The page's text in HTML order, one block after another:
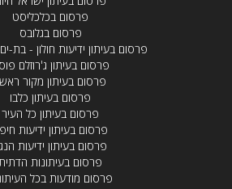
פרסום בכלכליסט
פרסום בגלובס
פרסום בעיתון ידיעות חולון -
פרסום בעיתון ג'רוזלם
פרסום בעיתון מקור
פרסום בעיתון כלבו
פרסום בעיתון כל העיר
פרסום בעיתון ידיעות
פרסום בעיתון ידיעות
פרסום בעיתונות הדתית
פרסום מודעות בכל